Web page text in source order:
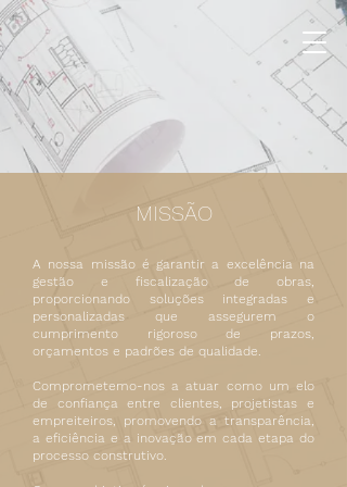
MISSÃO
A nossa missão é garantir a excelência na
gestão e fiscalização de obras,
proporcionando soluções integradas e
personalizadas que assegurem o
cumprimento rigoroso de prazos,
orçamentos e padrões de qualidade.
Comprometemo-nos a atuar como um elo
de confiança entre clientes, projetistas e
empreiteiros, promovendo a transparência,
a eficiência e a inovação em cada etapa do
processo construtivo.